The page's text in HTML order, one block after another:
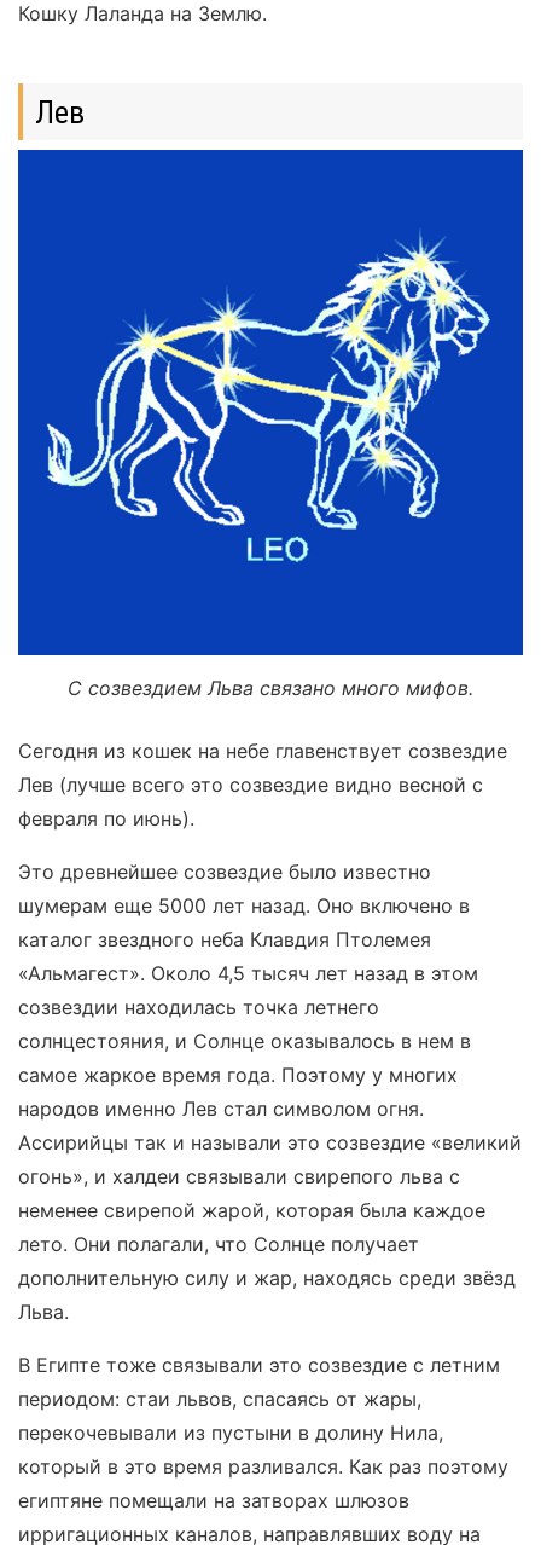
Кошку Лаланда на Землю.
Лев
С созвездием Льва связано много мифов.
Сегодня из кошек на небе главенствует созвездие
Лев (лучше всего это созвездие видно весной с
февраля по июнь).
Это древнейшее созвездие было известно
шумерам еще 5000 лет назад. Оно включено в
каталог звездного неба Клавдия Птолемея
«Альмагест». Около 4,5 тысяч лет назад в этом
созвездии находилась точка летнего
солнцестояния, и Солнце оказывалось в нем в
самое жаркое время года. Поэтому у многих
народов именно Лев стал символом огня.
Ассирийцы так и называли это созвездие «великий
огонь», и халдеи связывали свирепого льва с
неменее свирепой жарой, которая была каждое
лето. Они полагали, что Солнце получает
дополнительную силу и жар, находясь среди звёзд
Льва.
В Египте тоже связывали это созвездие с летним
периодом: стаи львов, спасаясь от жары,
перекочевывали из пустыни в долину Нила,
который в это время разливался. Как раз поэтому
египтяне помещали на затворах шлюзов
ирригационных каналов, направлявших воду на